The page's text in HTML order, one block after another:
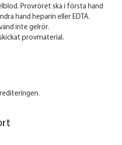
Provröret ska i första hand
hand heparin eller EDTA.
inte gelrör.
provmaterial.